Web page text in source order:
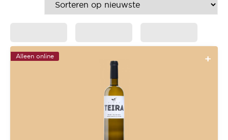
Alleen online